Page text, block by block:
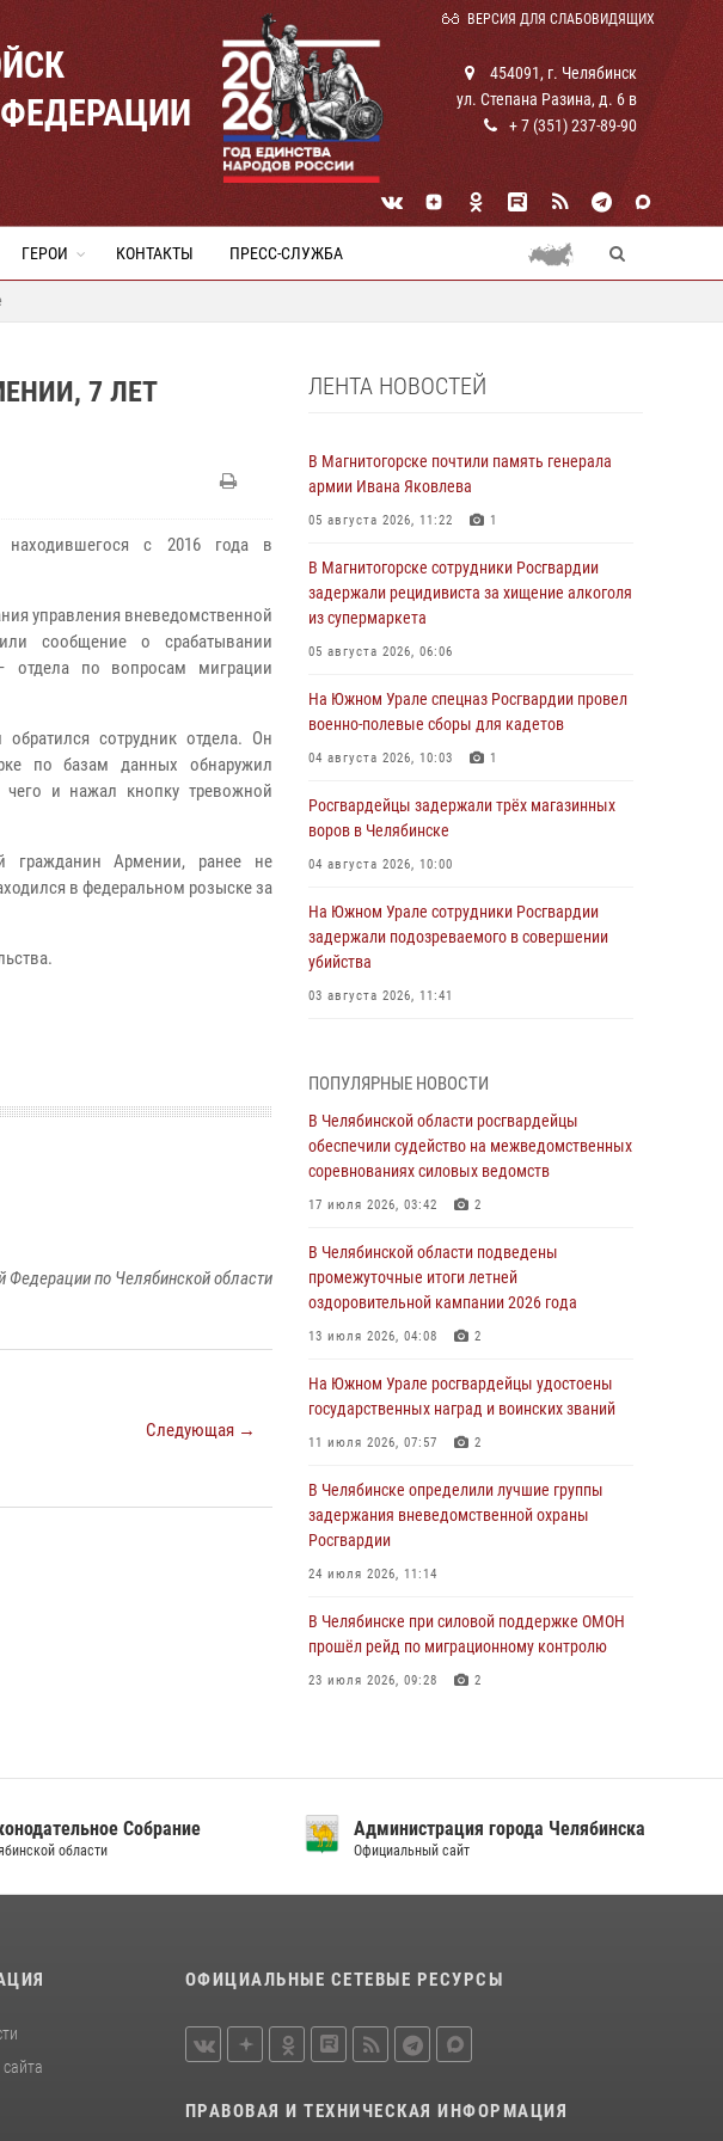
ВЕРСИЯ ДЛЯ СЛАБОВИДЯЩИХ
454091, г. Челябинск
ул. Степана Разина, д. 6 в
+ 7 (351) 237-89-90
ГЕРОИ КОНТАКТЫ ПРЕСС-СЛУЖБА
7 ЛЕТ
находившегося с 2016 года в
управления вневедомственной
сообщение о срабатывании
отдела по вопросам миграции
сотрудник отдела. Он
по базам данных обнаружил
и нажал кнопку тревожной
гражданин Армении, ранее не
в федеральном розыске за
Федерации по Челябинской области
Следующая →
ЛЕНТА НОВОСТЕЙ
В Магнитогорске почтили память генерала
армии Ивана Яковлева
05 августа 2026, 11:22 1
В Магнитогорске сотрудники Росгвардии
задержали рецидивиста за хищение алкоголя
из супермаркета
05 августа 2026, 06:06
На Южном Урале спецназ Росгвардии провел
военно-полевые сборы для кадетов
04 августа 2026, 10:03 1
Росгвардейцы задержали трёх магазинных
воров в Челябинске
04 августа 2026, 10:00
На Южном Урале сотрудники Росгвардии
задержали подозреваемого в совершении
убийства
03 августа 2026, 11:41
грабеже
03 августа 2026, 11:25
Росгвардейцы обеспечили безопасность
празднования Дня ВДВ на Южном Урале
Авиация Росгвардии совершила более 250
санитарных вылетов в Донецкой Народной
Республике
Росгвардия обеспечивает безопасность
граждан на южном направлении
В Уральском округе Росгвардии состоялось
заседание оперативного штаба
30 июля 2026, 10:53
ПОПУЛЯРНЫЕ НОВОСТИ
В Челябинской области росгвардейцы
обеспечили судейство на межведомственных
соревнованиях силовых ведомств
17 июля 2026, 03:42 2
В Челябинской области подведены
промежуточные итоги летней
оздоровительной кампании 2026 года
13 июля 2026, 04:08 2
На Южном Урале росгвардейцы удостоены
государственных наград и воинских званий
11 июля 2026, 07:57 2
В Челябинске определили лучшие группы
задержания вневедомственной охраны
Росгвардии
24 июля 2026, 11:14
В Челябинске при силовой поддержке ОМОН
прошёл рейд по миграционному контролю
23 июля 2026, 09:28 2
скорой помощи
14 июля 2026, 12:16
В Челябинске росгвардейцы обсудили с
По горячим следам задержали
челябинские росгвардейцы
На Южном Урале продолжается акция
Собрание
области
Администрация города Челябинска
Официальный сайт
ОФИЦИАЛЬНЫЕ СЕТЕВЫЕ РЕСУРСЫ
ПРАВОВАЯ И ТЕХНИЧЕСКАЯ ИНФОРМАЦИЯ